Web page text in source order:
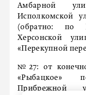
Амбарной
Исполкомской
(обратно: по
Херсонской
«Перекупной
№27: от
«Рыбацкое»
Прибрежной